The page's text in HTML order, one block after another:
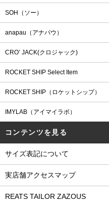
SOH（ソー）
anapau（アナパウ）
CRO’ JACK(クロジャック)
ROCKET SHIP Select Item
ROCKET SHIP（ロケットシップ）
IMYLAB（アイマイラボ）
コンテンツを見る
サイズ表記について
実店舗アクセスマップ
REATS TAILOR ZAZOUS